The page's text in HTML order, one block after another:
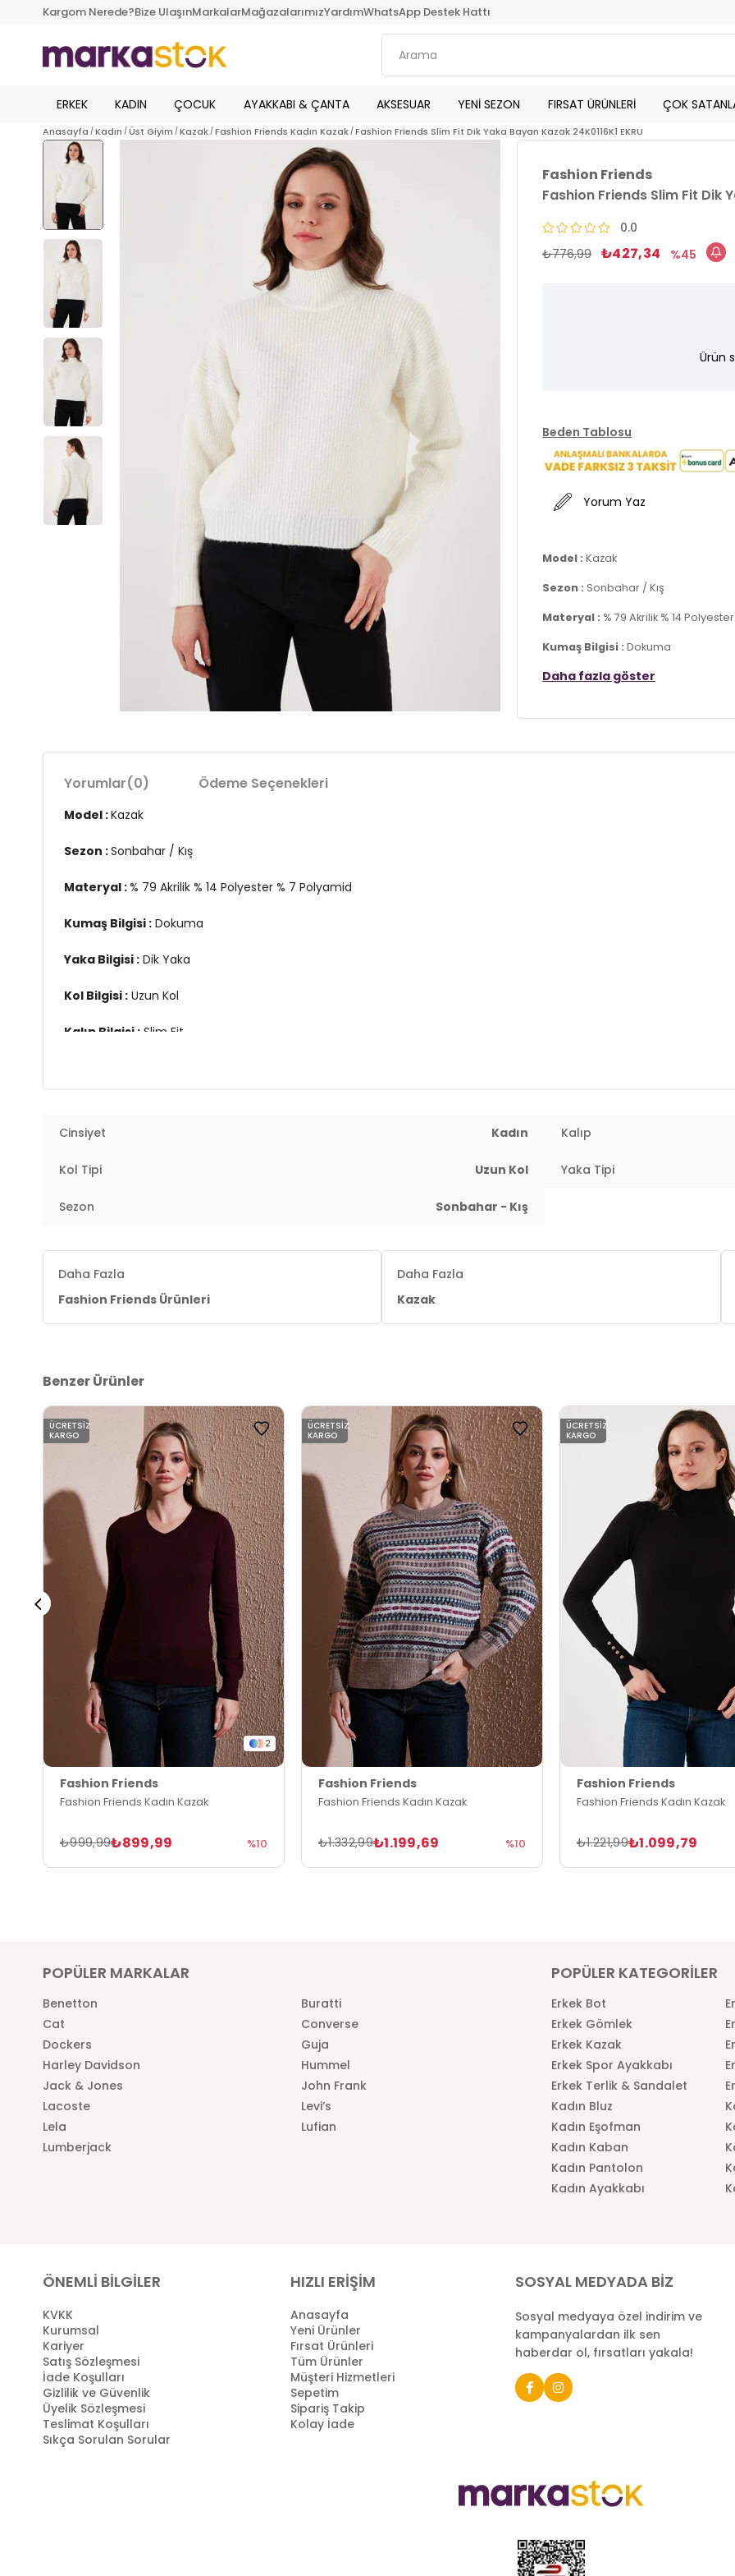
Kargom Nerede?Bize UlaşınMarkalarMağazalarımızYardımWhatsApp Destek Hattı
ERKEK KADIN ÇOCUK AYAKKABI & ÇANTA AKSESUAR YENİ SEZON FIRSAT ÜRÜNLERİ ÇOK
Anasayfa Kadın Üst Giyim Kazak Fashion Friends Kadın Kazak Fashion Friends Slim Fit Dik Yaka Bayan Kazak 24K0116K1 EKRU
Fashion Friends
Fashion Friends Slim Fit Dik
0.0
₺776,99 ₺427,34 45
Ürün
Beden Tablosu
Yorum Yaz
Model : Kazak
Sezon : Sonbahar / Kış
Materyal : % 79 Akrilik % 14
Kumaş Bilgisi : Dokuma
Yaka Bilgisi : Dik Yaka
Daha fazla göster
Yorumlar(0) Ödeme Seçenekleri
Model :Kazak
Sezon :Sonbahar / Kış
Materyal :% 79 Akrilik % 14 Polyester % 7 Polyamid
Kumaş Bilgisi : Dokuma
Yaka Bilgisi : Dik Yaka
Kol Bilgisi : Uzun Kol
Kalıp Bilgisi : Slim Fit
Cinsiyet Kadın Kalıp
Kol Tipi Uzun Kol Yaka Tipi
Sezon Sonbahar - Kış
Daha Fazla
Fashion Friends Ürünleri
Daha Fazla
Kazak
Benzer Ürünler
2
Fashion Friends
Fashion Friends Kadın Kazak
₺899,99
₺999,99 %10
ÜCRETSIZ
KARGO
Fashion Friends
Fashion Friends Kadın Kazak
₺1.199,69
₺1.332,99 %10
ÜCRETSIZ
KARGO
Fashion Friends
Fashion Friends Kadın Kazak
₺1.099,79
₺1.221,99
ÜCRETSIZ
KARGO
POPÜLER MARKALAR
Benetton
Buratti
Cat
Converse
Dockers
Guja
Harley Davidson
Hummel
Jack & Jones
John Frank
Lacoste
Levi’s
Lela
Lufian
Lumberjack
POPÜLER KATEGORİLER
Erkek Bot
Erkek Gömlek
Erkek Kazak
Erkek Spor Ayakkabı
Erkek Terlik & Sandalet
Kadın Bluz
Kadın Eşofman
Kadın Kaban
Kadın Pantolon
Kadın Ayakkabı
ÖNEMLİ BİLGİLER
KVKK
Kurumsal
Kariyer
Satış Sözleşmesi
İade Koşulları
Gizlilik ve Güvenlik
Üyelik Sözleşmesi
Teslimat Koşulları
Sıkça Sorulan Sorular
HIZLI ERİŞİM
Anasayfa
Yeni Ürünler
Fırsat Ürünleri
Tüm Ürünler
Müşteri Hizmetleri
Sepetim
Sipariş Takip
Kolay İade
SOSYAL MEDYADA BİZ
Sosyal medyaya özel indirim ve
kampanyalardan ilk sen
haberdar ol, fırsatları yakala!